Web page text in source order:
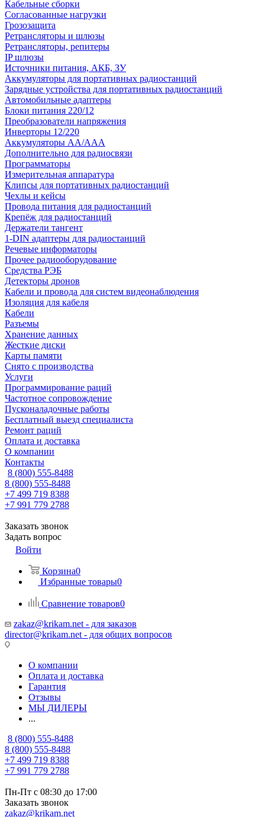
Кабельные сборки
Согласованные нагрузки
Грозозащита
Ретрансляторы и шлюзы
Ретрансляторы, репитеры
IP шлюзы
Источники питания, АКБ, ЗУ
Аккумуляторы для портативных радиостанций
Зарядные устройства для портативных радиостанций
Автомобильные адаптеры
Блоки питания 220/12
Преобразователи напряжения
Инверторы 12/220
Аккумуляторы АА/ААА
Дополнительно для радиосвязи
Программаторы
Измерительная аппаратура
Клипсы для портативных радиостанций
Чехлы и кейсы
Провода питания для радиостанций
Крепёж для радиостанций
Держатели тангент
1-DIN адаптеры для радиостанций
Речевые информаторы
Прочее радиооборудование
Средства РЭБ
Детекторы дронов
Кабели и провода для систем видеонаблюдения
Изоляция для кабеля
Кабели
Разъемы
Хранение данных
Жесткие диски
Карты памяти
Снято с производства
Услуги
Программирование раций
Частотное сопровождение
Пусконаладочные работы
Бесплатный выезд специалиста
Ремонт раций
Оплата и доставка
О компании
Контакты
8 (800) 555-8488
8 (800) 555-8488
+7 499 719 8388
+7 991 779 2788
Заказать звонок
Задать вопрос
Войти
Корзина0
Избранные товары0
Сравнение товаров0
zakaz@krikam.net - для заказов
director@krikam.net - для общих вопросов
О компании
Оплата и доставка
Гарантия
Отзывы
МЫ ДИЛЕРЫ
...
8 (800) 555-8488
8 (800) 555-8488
+7 499 719 8388
+7 991 779 2788
Пн-Пт с 08:30 до 17:00
Заказать звонок
zakaz@krikam.net